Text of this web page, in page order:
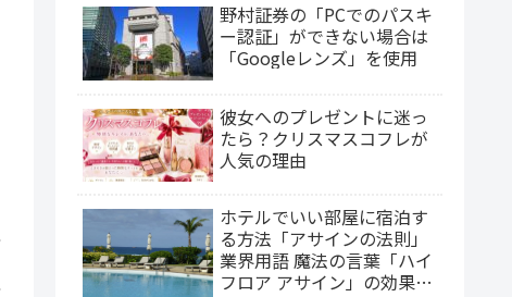
野村証券の「PCでのパスキ
ー認証」ができない場合は
「Googleレンズ」を使用
彼女へのプレゼントに迷っ
たら？クリスマスコフレが
人気の理由
ホテルでいい部屋に宿泊す
る方法「アサインの法則」
業界用語 魔法の言葉「ハイ
フロア アサイン」の効果